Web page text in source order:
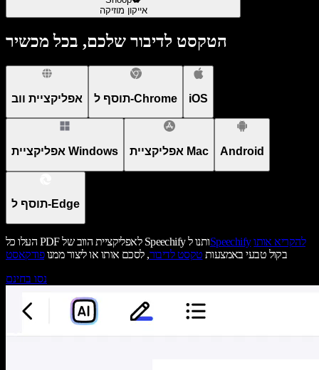
אייקון מוזיקה
הטקסט לדיבור שלכם, בכל מכשיר
אפליקציית ווב תוסף ל-Chrome iOS
אפליקציית Windows אפליקציית Mac Android
תוסף ל-Edge
העלו כל PDF לאפליקציית הווב של Speechify ותנו לSpeechify להקריא אותו
בקול טבעי באמצעות טקסט לדיבור, לסכם אותו או ליצור ממנופודקאסט
נסו בחינם